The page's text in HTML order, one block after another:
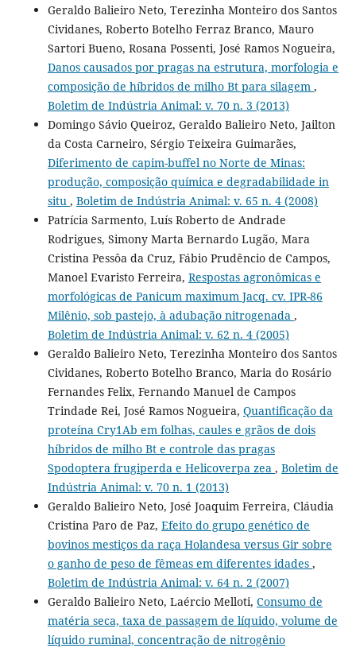
Geraldo Balieiro Neto, Terezinha Monteiro dos Santos
Cividanes, Roberto Botelho Ferraz Branco, Mauro
Sartori Bueno, Rosana Possenti, José Ramos Nogueira,
Danos causados por pragas na estrutura, morfologia e
composição de híbridos de milho Bt para silagem ,
Boletim de Indústria Animal: v. 70 n. 3 (2013)
Domingo Sávio Queiroz, Geraldo Balieiro Neto, Jailton
da Costa Carneiro, Sérgio Teixeira Guimarães,
Diferimento de capim-buffel no Norte de Minas:
produção, composição química e degradabilidade in
situ , Boletim de Indústria Animal: v. 65 n. 4 (2008)
Patrícia Sarmento, Luís Roberto de Andrade
Rodrigues, Simony Marta Bernardo Lugão, Mara
Cristina Pessôa da Cruz, Fábio Prudêncio de Campos,
Manoel Evaristo Ferreira, Respostas agronômicas e
morfológicas de Panicum maximum Jacq. cv. IPR-86
Milênio, sob pastejo, à adubação nitrogenada ,
Boletim de Indústria Animal: v. 62 n. 4 (2005)
Geraldo Balieiro Neto, Terezinha Monteiro dos Santos
Cividanes, Roberto Botelho Branco, Maria do Rosário
Fernandes Felix, Fernando Manuel de Campos
Trindade Rei, José Ramos Nogueira, Quantificação da
proteína Cry1Ab em folhas, caules e grãos de dois
híbridos de milho Bt e controle das pragas
Spodoptera frugiperda e Helicoverpa zea , Boletim de
Indústria Animal: v. 70 n. 1 (2013)
Geraldo Balieiro Neto, José Joaquim Ferreira, Cláudia
Cristina Paro de Paz, Efeito do grupo genético de
bovinos mestiços da raça Holandesa versus Gir sobre
o ganho de peso de fêmeas em diferentes idades ,
Boletim de Indústria Animal: v. 64 n. 2 (2007)
Geraldo Balieiro Neto, Laércio Melloti, Consumo de
matéria seca, taxa de passagem de líquido, volume de
líquido ruminal, concentração de nitrogênio